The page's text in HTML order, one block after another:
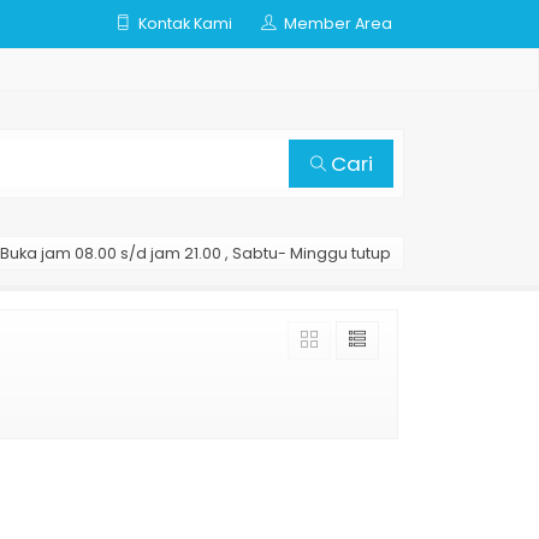
Kontak Kami Member Area
Cari
Buka jam 08.00 s/d jam 21.00 , Sabtu- Minggu tutup